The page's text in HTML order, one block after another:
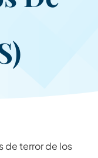
de terror de los